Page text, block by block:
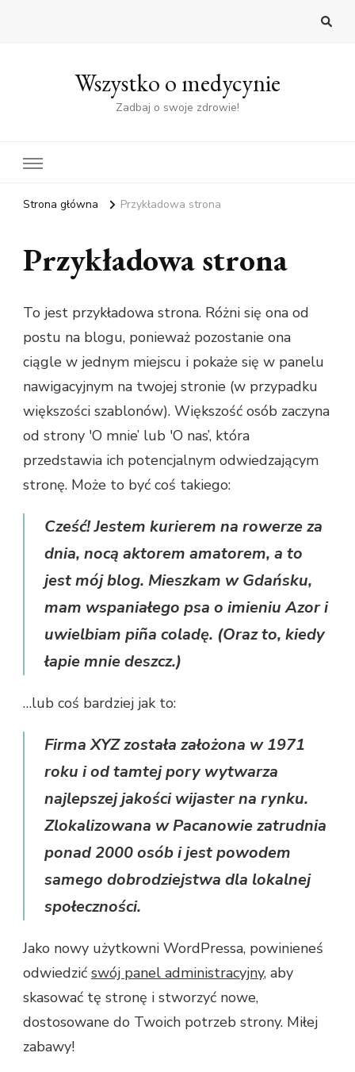
Wszystko o medycynie
Zadbaj o swoje zdrowie!
Strona główna Przykładowa strona
Przykładowa strona
To jest przykładowa strona. Różni się ona od
postu na blogu, ponieważ pozostanie ona
ciągle w jednym miejscu i pokaże się w panelu
nawigacyjnym na twojej stronie (w przypadku
większości szablonów). Większość osób zaczyna
od strony 'O mnie’ lub 'O nas’, która
przedstawia ich potencjalnym odwiedzającym
stronę. Może to być coś takiego:
Cześć! Jestem kurierem na rowerze za
dnia, nocą aktorem amatorem, a to
jest mój blog. Mieszkam w Gdańsku,
mam wspaniałego psa o imieniu Azor i
uwielbiam piña coladę. (Oraz to, kiedy
łapie mnie deszcz.)
…lub coś bardziej jak to:
Firma XYZ została założona w 1971
roku i od tamtej pory wytwarza
najlepszej jakości wijaster na rynku.
Zlokalizowana w Pacanowie zatrudnia
ponad 2000 osób i jest powodem
samego dobrodziejstwa dla lokalnej
społeczności.
Jako nowy użytkowni WordPressa, powinieneś
odwiedzić swój panel administracyjny, aby
skasować tę stronę i stworzyć nowe,
dostosowane do Twoich potrzeb strony. Miłej
zabawy!